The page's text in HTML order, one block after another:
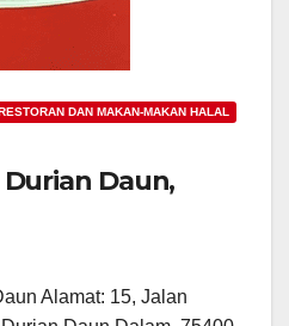
DAN MAKAN-MAKAN HALAL
Daun,
Alamat: 15, Jalan